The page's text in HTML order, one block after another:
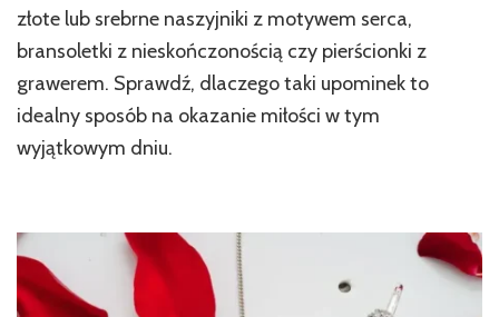
złote lub srebrne naszyjniki z motywem serca,
bransoletki z nieskończonością czy pierścionki z
grawerem. Sprawdź, dlaczego taki upominek to
idealny sposób na okazanie miłości w tym
wyjątkowym dniu.